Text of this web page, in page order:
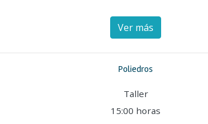
Ver más
Poliedros
Taller
15:00 horas